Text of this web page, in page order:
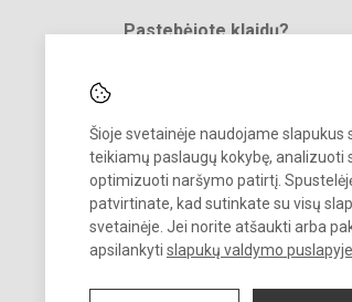
Šioje svetainėje naudojame
teikiamų paslaugų kokybę, analizuoti
optimizuoti naršymo patirtį.
patvirtinate, kad sutinkate su visų
svetainėje. Jei norite atšaukti arba
apsilankyti slapukų valdymo puslapyje
Pastebėjote klaidų?
© 2023. Vilkaviškio menų mokykla. Visos
Kopijuoti turinį be raštiško įstaigos